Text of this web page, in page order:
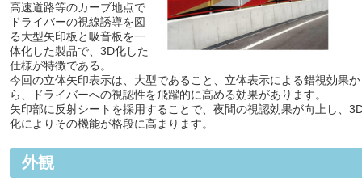
高速道路等のカーブ地点で
ドライバーの視線誘導を図
る大型矢印板と吸音板を一
体化した製品で、3D化した
仕様が特徴である。
今回の立体矢印表示は、大型であること、立体表示による錯視効果か
ら、ドライバーへの視認性を飛躍的に高める効果があります。
矢印部に反射シートを採用することで、夜間の視認効果が向上し、
化によりその機能が格段に高まります。
外観